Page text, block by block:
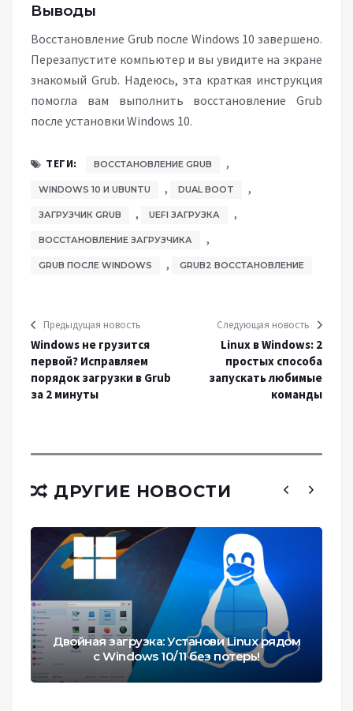
Выводы
Восстановление Grub после Windows 10 завершено.
Перезапустите компьютер и вы увидите на экране
знакомый Grub. Надеюсь, эта краткая инструкция
помогла вам выполнить восстановление Grub
после установки Windows 10.
ТЕГИ: ВОССТАНОВЛЕНИЕ GRUB ,
WINDOWS 10 И UBUNTU , DUAL BOOT ,
ЗАГРУЗЧИК GRUB , UEFI ЗАГРУЗКА ,
ВОССТАНОВЛЕНИЕ ЗАГРУЗЧИКА ,
GRUB ПОСЛЕ WINDOWS , GRUB2 ВОССТАНОВЛЕНИЕ
Предыдущая новость
Windows не грузится
первой? Исправляем
порядок загрузки в Grub
за 2 минуты
Следующая новость
Linux в Windows: 2
простых способа
запускать любимые
команды
ДРУГИЕ НОВОСТИ
Двойная загрузка: Установи Linux рядом
с Windows 10/11 без потерь!